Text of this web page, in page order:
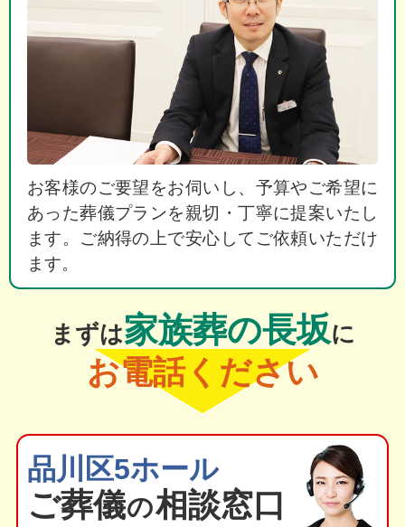
お客様のご要望をお伺いし、予算やご希望に
あった葬儀プランを親切・丁寧に提案いたし
ます。ご納得の上で安心してご依頼いただけ
ます。
まずは家族葬の長坂に
お電話ください
品川区5ホール
ご葬儀の相談窓口